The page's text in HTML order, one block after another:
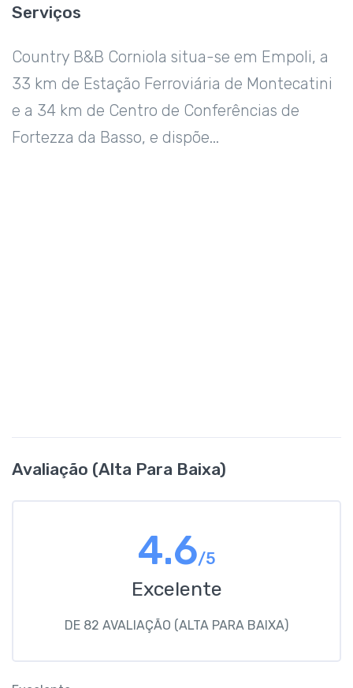
Serviços
Country B&B Corniola situa-se em Empoli, a
33 km de Estação Ferroviária de Montecatini
e a 34 km de Centro de Conferências de
Fortezza da Basso, e dispõe...
Avaliação (alta Para Baixa)
4.6/5
Excelente
DE 82 AVALIAÇÃO (ALTA PARA BAIXA)